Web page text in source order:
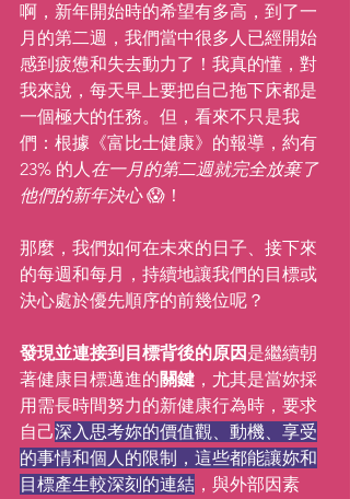
啊，新年開始時的希望有多高，到了一
月的第二週，我們當中很多人已經開始
感到疲憊和失去動力了！我真的懂，對
我來說，每天早上要把自己拖下床都是
一個極大的任務。但，看來不只是我
們：根據《富比士健康》的報導，約有
23% 的人 在一月的第二週就完全放棄了
他們的新年決心 😱！
那麼，我們如何在未來的日子、接下來
的每週和每月，持續地讓我們的目標或
決心處於優先順序的前幾位呢？
發現並連接到目標背後的原因 是繼續朝
著健康目標邁進的關鍵 ，尤其是當妳採
用需長時間努力的新健康行為時，要求
自己深入思考妳的價值觀、動機、享受
的事情和個人的限制，這些都能讓妳和
目標產生較深刻的連結 ，與外部因素